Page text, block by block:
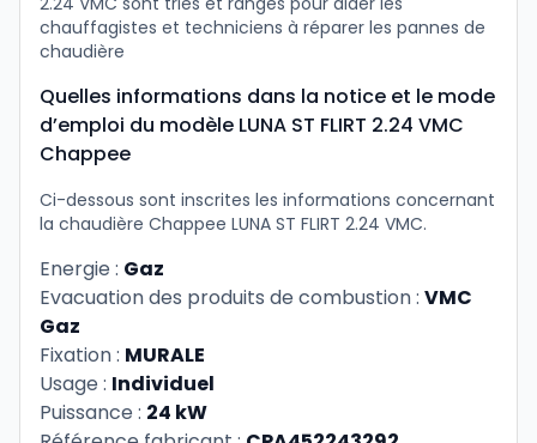
chauffagistes et techniciens à réparer les pannes de
chaudière
Quelles informations dans la notice et le mode
d’emploi du modèle LUNA ST FLIRT 2.24 VMC
Chappee
Ci-dessous sont inscrites les informations concernant
la chaudière Chappee LUNA ST FLIRT 2.24 VMC.
Energie : Gaz
Evacuation des produits de combustion : VMC
Gaz
Fixation : MURALE
Usage : Individuel
Puissance : 24 kW